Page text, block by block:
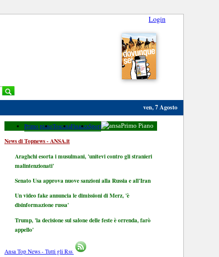
Login
ven, 7 Agosto
Primo pianoToscanaFinanzaSport Primo Piano
News di Topnews - ANSA.it
Araghchi esorta i musulmani, 'unitevi contro gli stranieri
malintenzionati'
Senato Usa approva nuove sanzioni alla Russia e all'Iran
Un video fake annuncia le dimissioni di Merz, 'è
disinformazione russa'
Trump, 'la decisione sul salone delle feste è orrenda, farò
appello'
Ansa Top News - Tutti gli Rss